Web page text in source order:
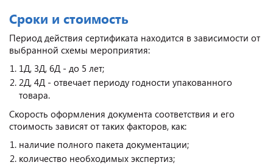
Сроки и стоимость
Период действия сертификата находится в зависимости от
выбранной схемы мероприятия:
1Д, 3Д, 6Д - до 5 лет;
2Д, 4Д - отвечает периоду годности упакованного
товара.
Скорость оформления документа соответствия и его
стоимость зависят от таких факторов, как:
наличие полного пакета документации;
количество необходимых экспертиз;